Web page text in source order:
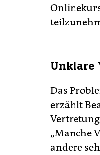
Unklare
Das
erzählt
„Manche
andere